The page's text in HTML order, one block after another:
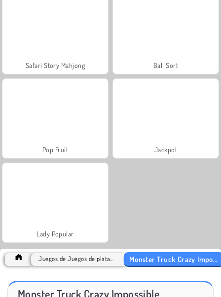
Safari Story Mahjong Ball Sort
Pop Fruit Jackpot
Lady Popular
Monster Truck Crazy Impossible